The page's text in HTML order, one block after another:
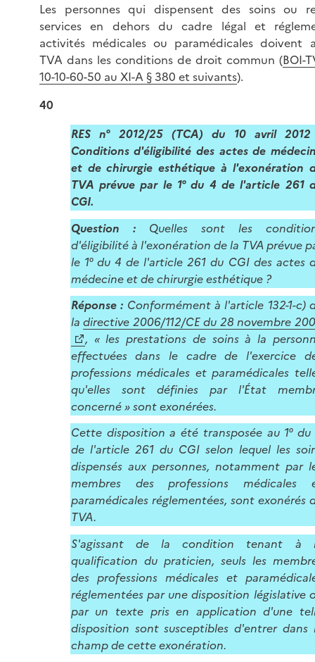
Les personnes qui dispensent des soins ou
services en dehors du cadre légal et
activités médicales ou paramédicales doivent
TVA dans les conditions de droit commun (BOI-
10-10-60-50 au XI-A § 380 et suivants).
40
RES n° 2012/25 (TCA) du 10 avril
Conditions d'éligibilité des actes de
et de chirurgie esthétique à l'exonération
TVA prévue par le 1° du 4 de l'article 261
CGI.
Question : Quelles sont les
d'éligibilité à l'exonération de la TVA prévue
le 1° du 4 de l'article 261 du CGI des actes
médecine et de chirurgie esthétique ?
Réponse : Conformément à l'article 132-1-c)
ladirective 2006/112/CE du 28 novembre
, « les prestations de soins à la
effectuées dans le cadre de l'exercice
professions médicales et paramédicales
qu'elles sont définies par l'État
concerné » sont exonérées.
Cette disposition a été transposée au 1°
de l'article 261 du CGI selon lequel les
dispensés aux personnes, notamment par
membres des professions médicales
paramédicales réglementées, sont exonérés
TVA.
S'agissant de la condition tenant à
qualification du praticien, seuls les
des professions médicales et
réglementées par une disposition législative
par un texte pris en application d'une
disposition sont susceptibles d'entrer dans
champ de cette exonération.